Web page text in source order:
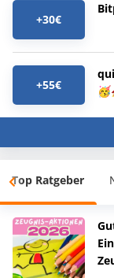
+30€
+55€
Top Ratgeber